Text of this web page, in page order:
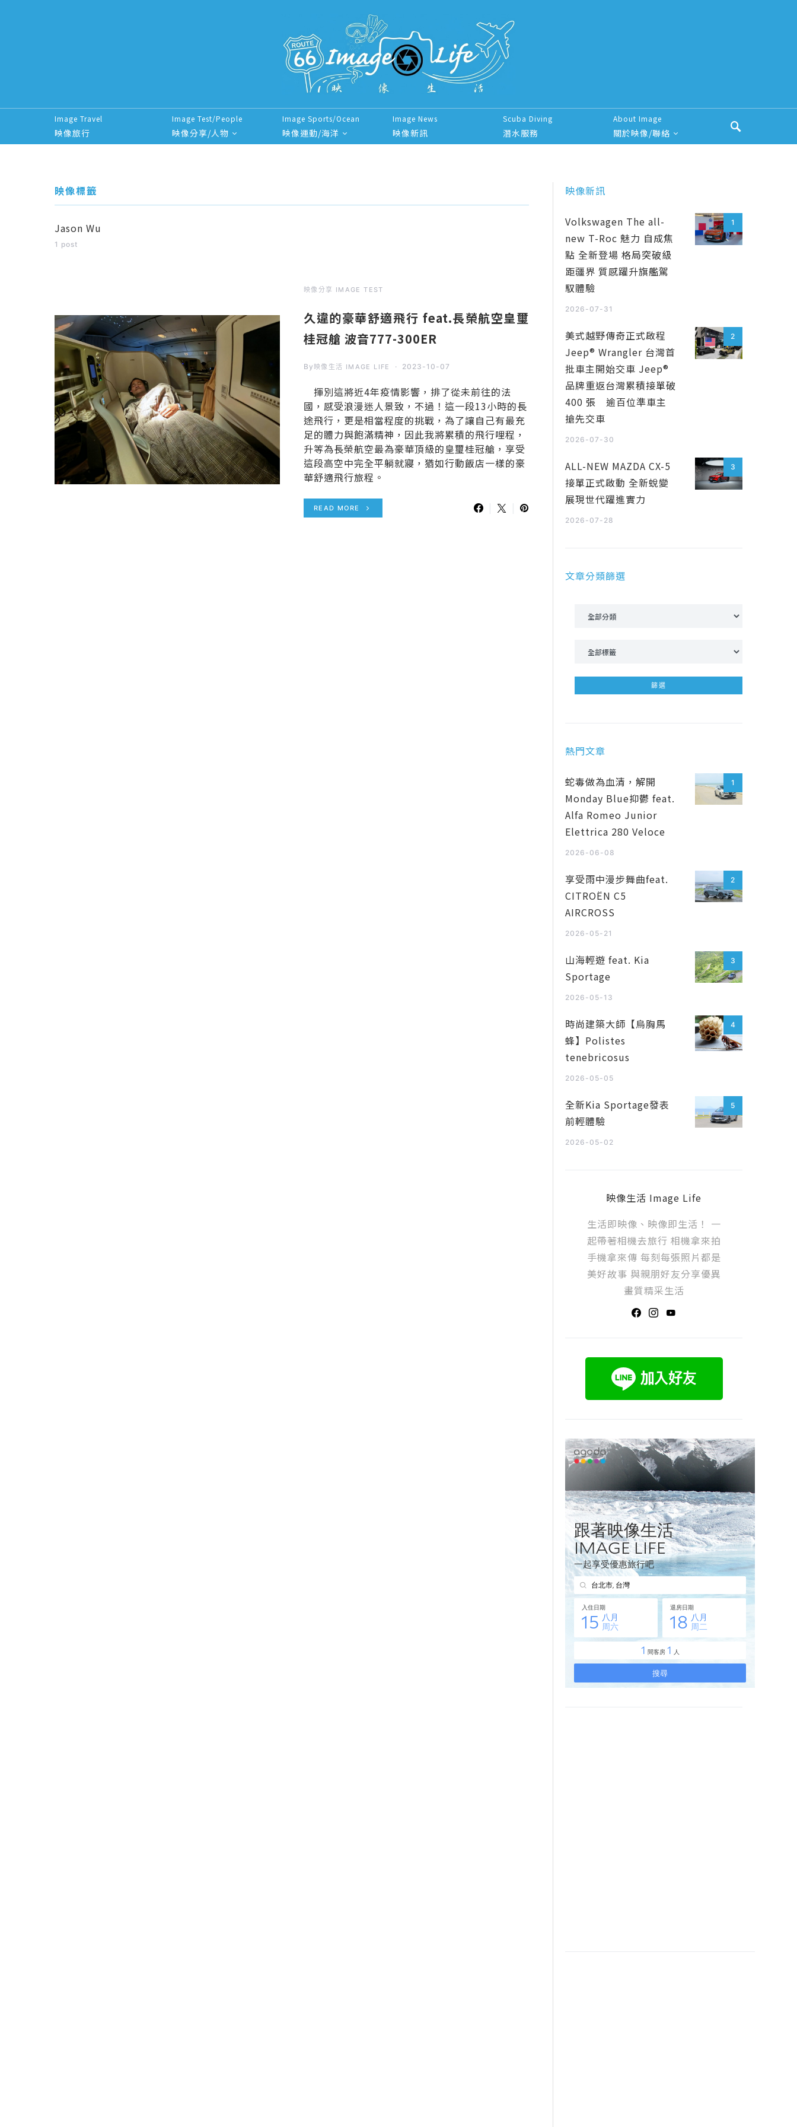
Image Travel
映像旅行
Image Test/People
映像分享/人物
Image Sports/Ocean
映像運動/海洋
Image News
映像新訊
Scuba Diving
潛水服務
About Image
關於映像/聯絡
Search for:
映像標籤
Jason Wu
1 post
映像分享 IMAGE TEST
久違的豪華舒適飛行 feat.長榮航空皇璽
桂冠艙 波音777-300ER
By 映像生活 IMAGE LIFE 2023-10-07
揮別這將近4年疫情影響，排了從未前往的法
國，感受浪漫迷人景致，不過！這一段13小時的長
途飛行，更是相當程度的挑戰，為了讓自己有最充
足的體力與飽滿精神，因此我將累積的飛行哩程，
升等為長榮航空最為豪華頂級的皇璽桂冠艙，享受
這段高空中完全平躺就寢，猶如行動飯店一樣的豪
華舒適飛行旅程。
READ MORE
映像新訊
1
Volkswagen The all-
new T-Roc 魅力 自成焦
點 全新登場 格局突破級
距疆界 質感躍升旗艦駕
馭體驗
2026-07-31
2
美式越野傳奇正式啟程
Jeep® Wrangler 台灣首
批車主開始交車 Jeep®
品牌重返台灣累積接單破
400 張 逾百位準車主
搶先交車
2026-07-30
3
ALL-NEW MAZDA CX-5
接單正式啟動 全新蛻變
展現世代躍進實力
2026-07-28
文章分類篩選
熱門文章
1
蛇毒做為血清，解開
Monday Blue抑鬱 feat.
Alfa Romeo Junior
Elettrica 280 Veloce
2026-06-08
2
享受雨中漫步舞曲feat.
CITROËN C5
AIRCROSS
2026-05-21
3
山海輕遊 feat. Kia
Sportage
2026-05-13
4
時尚建築大師【烏胸馬
蜂】Polistes
tenebricosus
2026-05-05
5
全新Kia Sportage發表
前輕體驗
2026-05-02
映像生活 Image Life
生活即映像、映像即生活！ 一
起帶著相機去旅行 相機拿來拍
手機拿來傳 每刻每張照片都是
美好故事 與親朋好友分享優異
畫質精采生活